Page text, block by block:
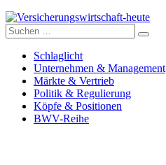
Versicherungswirtschaft-heute
Suche
nach:
Schlaglicht
Unternehmen & Management
Märkte & Vertrieb
Politik & Regulierung
Köpfe & Positionen
BWV-Reihe